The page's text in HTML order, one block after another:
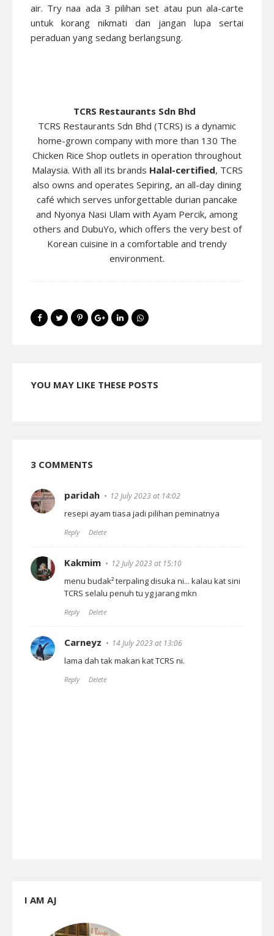
air. Try naa ada 3 pilihan set atau pun ala-carte
untuk korang nikmati dan jangan lupa sertai
peraduan yang sedang berlangsung.
TCRS Restaurants Sdn Bhd
TCRS Restaurants Sdn Bhd (TCRS) is a dynamic
home-grown company with more than 130 The
Chicken Rice Shop outlets in operation throughout
Malaysia. With all its brands Halal-certified, TCRS
also owns and operates Sepiring, an all-day dining
café which serves unforgettable durian pancake
and Nyonya Nasi Ulam with Ayam Percik, among
others and DubuYo, which offers the very best of
Korean cuisine in a comfortable and trendy
environment.
YOU MAY LIKE THESE POSTS
3 COMMENTS
paridah 12 July 2023 at 14:02
resepi ayam tiasa jadi pilihan peminatnya
Reply Delete
Kakmim 12 July 2023 at 15:10
menu budak² terpaling disuka ni... kalau kat sini
TCRS selalu penuh tu yg jarang mkn
Reply Delete
Carneyz 14 July 2023 at 13:06
lama dah tak makan kat TCRS ni.
Reply Delete
I AM AJ